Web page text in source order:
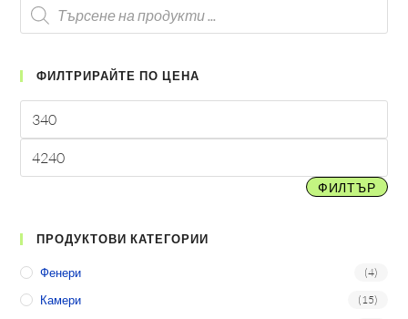
ФИЛТРИРАЙТЕ ПО ЦЕНА
ФИЛТЪР
ПРОДУКТОВИ КАТЕГОРИИ
Фенери (4)
Камери (15)